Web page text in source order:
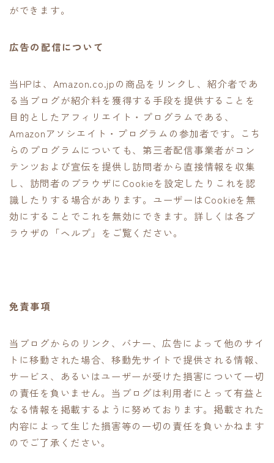
ができます。
広告の配信について
当HPは、Amazon.co.jpの商品をリンクし、紹介者であ
る当ブログが紹介料を獲得する手段を提供することを
目的としたアフィリエイト・プログラムである、
Amazonアソシエイト・プログラムの参加者です。こち
らのプログラムについても、第三者配信事業者がコン
テンツおよび宣伝を提供し訪問者から直接情報を収集
し、訪問者のブラウザにCookieを設定したりこれを認
識したりする場合があります。ユーザーはCookieを無
効にすることでこれを無効にできます。詳しくは各ブ
ラウザの「ヘルプ」をご覧ください。
免責事項
当ブログからのリンク、バナー、広告によって他のサイ
トに移動された場合、移動先サイトで提供される情報、
サービス、あるいはユーザーが受けた損害について一切
の責任を負いません。当ブログは利用者にとって有益と
なる情報を掲載するように努めております。掲載された
内容によって生じた損害等の一切の責任を負いかねます
のでご了承ください。